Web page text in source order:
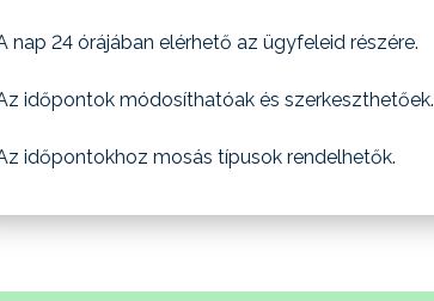
nap 24 órájában elérhető az ügyfeleid részére.
időpontok módosíthatóak és szerkeszthetőek.
időpontokhoz mosás típusok rendelhetők.